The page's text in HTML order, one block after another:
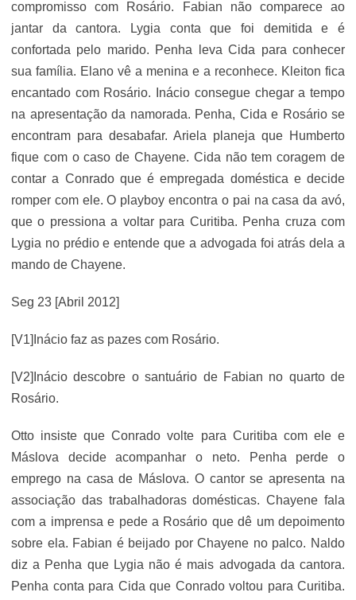
compromisso com Rosário. Fabian não comparece ao
jantar da cantora. Lygia conta que foi demitida e é
confortada pelo marido. Penha leva Cida para conhecer
sua família. Elano vê a menina e a reconhece. Kleiton fica
encantado com Rosário. Inácio consegue chegar a tempo
na apresentação da namorada. Penha, Cida e Rosário se
encontram para desabafar. Ariela planeja que Humberto
fique com o caso de Chayene. Cida não tem coragem de
contar a Conrado que é empregada doméstica e decide
romper com ele. O playboy encontra o pai na casa da avó,
que o pressiona a voltar para Curitiba. Penha cruza com
Lygia no prédio e entende que a advogada foi atrás dela a
mando de Chayene.
Seg 23 [Abril 2012]
[V1]Inácio faz as pazes com Rosário.
[V2]Inácio descobre o santuário de Fabian no quarto de
Rosário.
Otto insiste que Conrado volte para Curitiba com ele e
Máslova decide acompanhar o neto. Penha perde o
emprego na casa de Máslova. O cantor se apresenta na
associação das trabalhadoras domésticas. Chayene fala
com a imprensa e pede a Rosário que dê um depoimento
sobre ela. Fabian é beijado por Chayene no palco. Naldo
diz a Penha que Lygia não é mais advogada da cantora.
Penha conta para Cida que Conrado voltou para Curitiba.